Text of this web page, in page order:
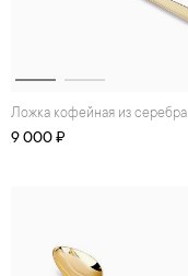
Ложка кофейная из серебра
9 000 ₽